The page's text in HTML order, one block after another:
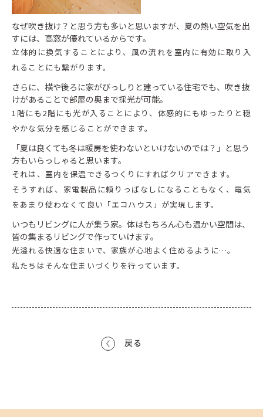
なぜ吹き抜け？と思う方も多いと思いますが、夏の熱い空気を出
すには、高窓が優れているからです。
立体的に換気することにより、風の流れを室内に有効に取り入
れることにも繋がります。
さらに、横や後ろに家がびっしりと建っている住宅でも、吹き抜
けがあることで部屋の奥まで採光が可能。
1階にも2階にも光が入ることにより、体感的にもゆったりと穏
やかな気分を感じることができます。
「夏は良くても冬は暖房を使わないといけないのでは？」と思う
方もいらっしゃると思います。
それは、室内を保温できるつくりにすればクリアできます。
そうすれば、家電製品に頼りっぱなしになることもなく、電気
をあまり使わなくて良い「エコハウス」が実現します。
いつもリビングに人が集う家。体はもちろん心も温かい空間は、
皆の集まるリビングで作っていけます。
光溢れる快適な住まいで、家族が心地よく住めるように…。
私たちはそんな住まいづくりを行っています。
戻る